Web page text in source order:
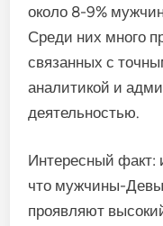
около 8-9%
Среди них много
связанных с
аналитикой и
деятельностью.
Интересный факт:
что мужчины-Девы
проявляют